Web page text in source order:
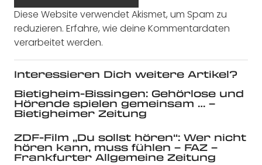
Diese Website verwendet Akismet, um Spam zu
reduzieren. Erfahre, wie deine Kommentardaten
verarbeitet werden.
Interessieren Dich weitere Artikel?
Bietigheim-Bissingen: Gehörlose und
Hörende spielen gemeinsam … –
Bietigheimer Zeitung
ZDF-Film „Du sollst hören“: Wer nicht
hören kann, muss fühlen – FAZ –
Frankfurter Allgemeine Zeitung